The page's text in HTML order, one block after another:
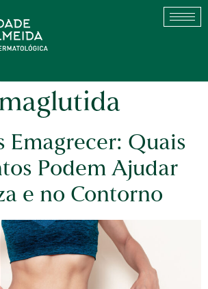
Emagrecer: Quais
Podem Ajudar
e no Contorno